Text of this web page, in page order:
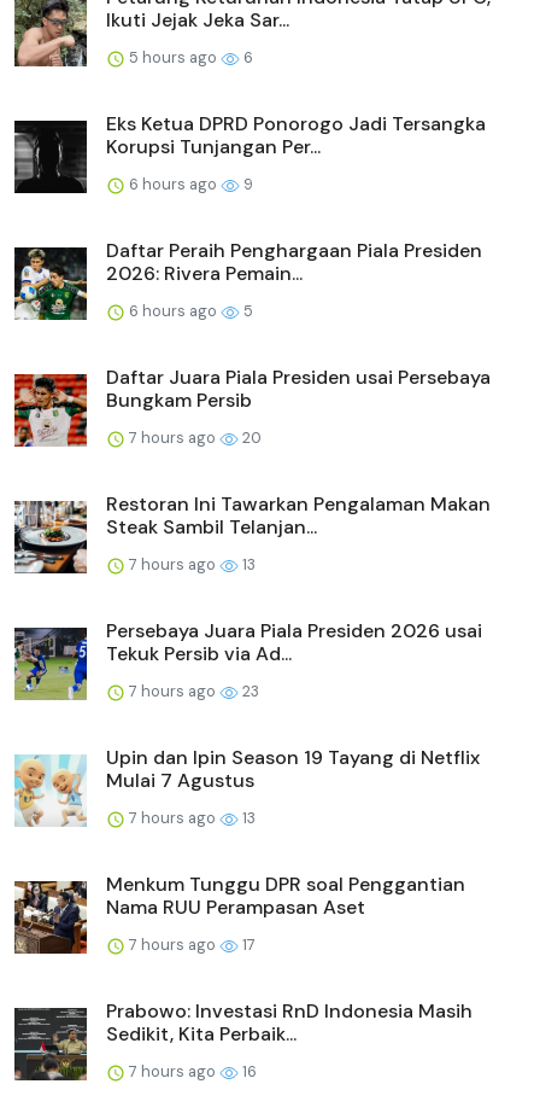
Ikuti Jejak Jeka Sar...
5 hours ago 6
Eks Ketua DPRD Ponorogo Jadi Tersangka
Korupsi Tunjangan Per...
6 hours ago 9
Daftar Peraih Penghargaan Piala Presiden
2026: Rivera Pemain...
6 hours ago 5
Daftar Juara Piala Presiden usai Persebaya
Bungkam Persib
7 hours ago 20
Restoran Ini Tawarkan Pengalaman Makan
Steak Sambil Telanjan...
7 hours ago 13
Persebaya Juara Piala Presiden 2026 usai
Tekuk Persib via Ad...
7 hours ago 23
Upin dan Ipin Season 19 Tayang di Netflix
Mulai 7 Agustus
7 hours ago 13
Menkum Tunggu DPR soal Penggantian
Nama RUU Perampasan Aset
7 hours ago 17
Prabowo: Investasi RnD Indonesia Masih
Sedikit, Kita Perbaik...
7 hours ago 16